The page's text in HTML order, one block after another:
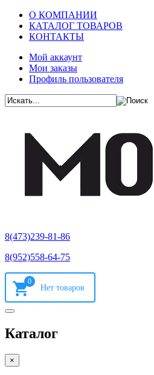
О КОМПАНИИ
КАТАЛОГ ТОВАРОВ
КОНТАКТЫ
Мой аккаунт
Мои заказы
Профиль пользователя
8(473)239-81-86
8(952)558-64-75
0
Каталог
×